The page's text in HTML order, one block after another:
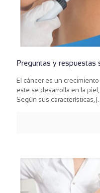
Preguntas y respuestas
El cáncer es un
este se desarrolla en la
Según sus características,